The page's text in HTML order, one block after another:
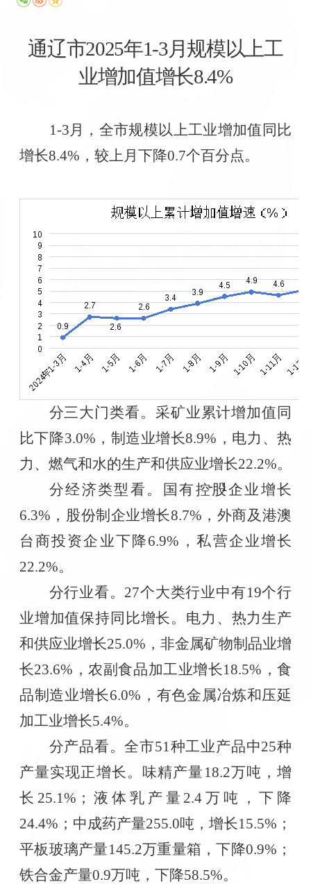
通辽市2025年1-3月规模以上工
业增加值增长8.4%
1-3 月，全市规模以上工业增加值同比
增长8.4% ，较上月下降0.7个百分点。
分三大门类看。采矿业累计增加值同
比下降3.0% ，制造业增长8.9% ，电力、热
力、燃气和水的生产和供应业增长22.2%。
分经济类型看。国有控股企业增长
6.3% ，股份制企业增长8.7% ，外商及港澳
台商投资企业下降6.9% ，私营企业增长
22.2%。
分行业看。 27个大类行业中有19个行
业增加值保持同比增长。电力、热力生产
和供应业增长25.0% ，非金属矿物制品业增
长23.6% ，农副食品加工业增长18.5% ，食
品制造业增长6.0% ，有色金属冶炼和压延
加工业增长5.4%。
分产品看。全市51 种工业产品中25种
产量实现正增长。味精产量 18.2万吨，增
长 25.1% ；液体乳产量 2.4 万吨，下降
24.4% ；中成药产量255.0吨，增长15.5% ；
平板玻璃产量145.2万重量箱，下降0.9% ；
铁合金产量0.9万吨，下降58.5%。